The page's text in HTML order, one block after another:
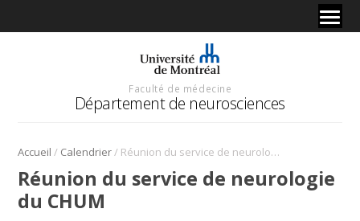
Faculté de médecine
Département de neurosciences
Accueil / Calendrier/ Réunion du service de neurologie du CHUM
Réunion du service de neurologie
du CHUM